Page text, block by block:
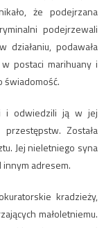
że podejrzana
podejrzewali
podawała
postaci marihuany i
świadomość.
i odwiedzili ją w jej
Została
Jej nieletniego syna
adresem.
kradzieży,
małoletniemu.